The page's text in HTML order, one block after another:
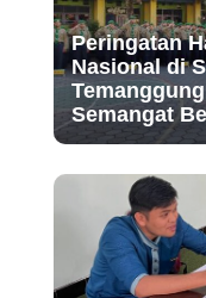
Peringatan
Nasional di
Semangat